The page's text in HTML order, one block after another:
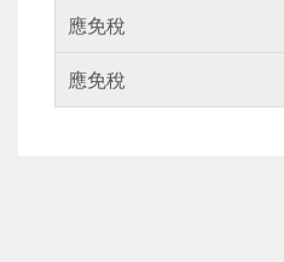
應免稅
應免稅